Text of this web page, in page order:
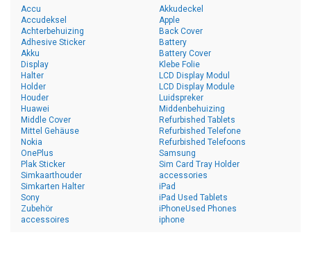
Accu
Accudeksel
Achterbehuizing
Adhesive Sticker
Akku
Akkudeckel
Apple
Back Cover
Battery
Battery Cover
Display
Halter
Holder
Houder
Huawei
Klebe Folie
LCD Display Modul
LCD Display Module
Luidspreker
Middenbehuizing
Middle Cover
Mittel Gehäuse
Nokia
OnePlus
Plak Sticker
Refurbished Tablets
Refurbished Telefone
Refurbished Telefoons
Samsung
Sim Card Tray Holder
Simkaarthouder
Simkarten Halter
Sony
Zubehör
accessoires
accessories
iPad
iPad Used Tablets
iPhoneUsed Phones
iphone